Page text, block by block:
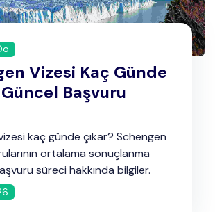
Vizesi Kaç Günde
Güncel Başvuru
kaç günde çıkar? Schengen
ortalama sonuçlanma
süreci hakkında bilgiler.